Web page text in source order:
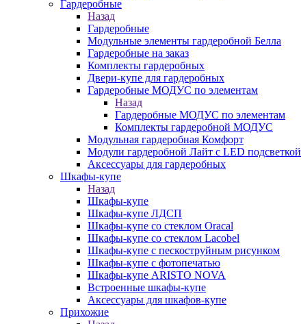
Гардеробные
Назад
Гардеробные
Модульные элементы гардеробной Белла
Гардеробные на заказ
Комплекты гардеробных
Двери-купе для гардеробных
Гардеробные МОДУС по элементам
Назад
Гардеробные МОДУС по элементам
Комплекты гардеробной МОДУС
Модульная гардеробная Комфорт
Модули гардеробной Лайт с LED подсветкой
Аксессуары для гардеробных
Шкафы-купе
Назад
Шкафы-купе
Шкафы-купе ЛДСП
Шкафы-купе со стеклом Oracal
Шкафы-купе со стеклом Lacobel
Шкафы-купе с пескоструйным рисунком
Шкафы-купе с фотопечатью
Шкафы-купе ARISTO NOVA
Встроенные шкафы-купе
Аксессуары для шкафов-купе
Прихожие